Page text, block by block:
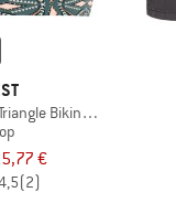
Bikini Top
€
(2)